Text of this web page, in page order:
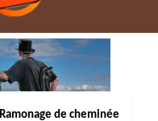
Ramonage de cheminée